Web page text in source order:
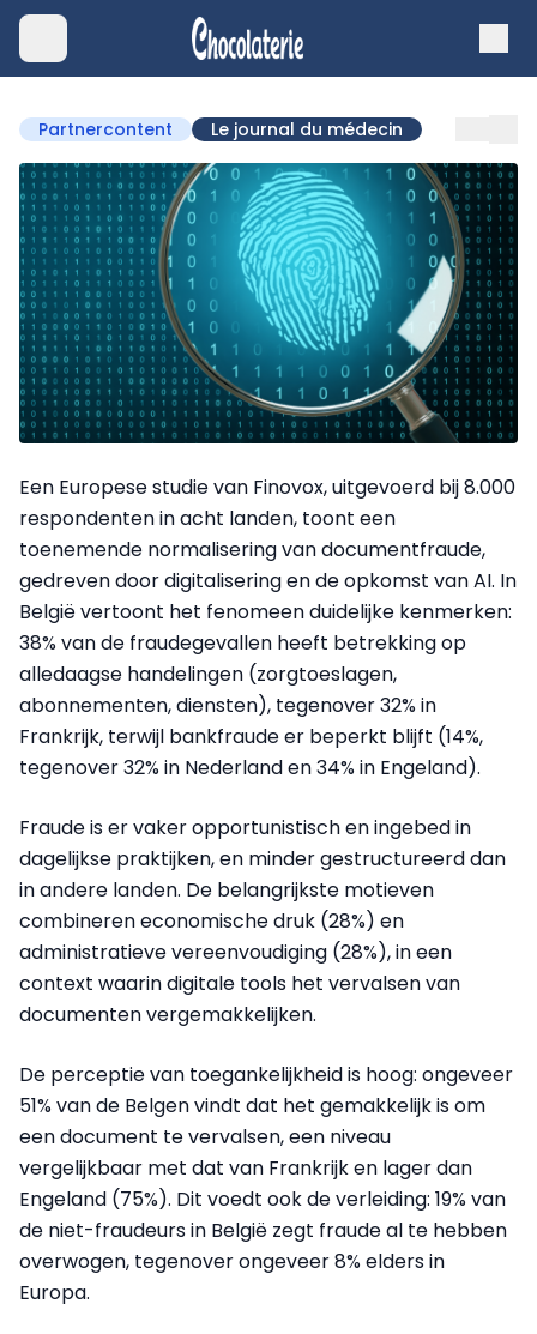
Partnercontent Le journal du médecin
Een Europese studie van Finovox, uitgevoerd bij 8.000
respondenten in acht landen, toont een
toenemende normalisering van documentfraude,
gedreven door digitalisering en de opkomst van AI. In
België vertoont het fenomeen duidelijke kenmerken:
38% van de fraudegevallen heeft betrekking op
alledaagse handelingen (zorgtoeslagen,
abonnementen, diensten), tegenover 32% in
Frankrijk, terwijl bankfraude er beperkt blijft (14%,
tegenover 32% in Nederland en 34% in Engeland).
Fraude is er vaker opportunistisch en ingebed in
dagelijkse praktijken, en minder gestructureerd dan
in andere landen. De belangrijkste motieven
combineren economische druk (28%) en
administratieve vereenvoudiging (28%), in een
context waarin digitale tools het vervalsen van
documenten vergemakkelijken.
De perceptie van toegankelijkheid is hoog: ongeveer
51% van de Belgen vindt dat het gemakkelijk is om
een document te vervalsen, een niveau
vergelijkbaar met dat van Frankrijk en lager dan
Engeland (75%). Dit voedt ook de verleiding: 19% van
de niet-fraudeurs in België zegt fraude al te hebben
overwogen, tegenover ongeveer 8% elders in
Europa.